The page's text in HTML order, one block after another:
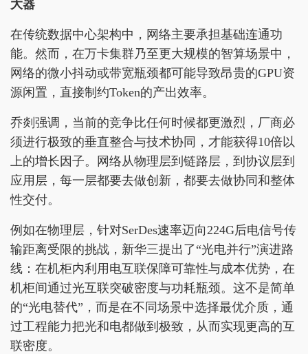
大器
在传统数据中心架构中，网络主要承担基础连通功
能。然而，在万卡集群乃至更大规模的智算场景中，
网络的微小抖动或带宽瓶颈都可能导致昂贵的GPU资
源闲置，直接制约Token的产出效率。
乔剡强调，当前的竞争比任何时候都更激烈，厂商必
须进行极致的垂直整合与技术协同，才能获得10倍以
上的增长因子。网络从物理层到链路层，到协议层到
应用层，每一层都要去做创新，都要去做协同和整体
性交付。
例如在物理层，针对SerDes速率迈向224G后电信号传
输距离受限的挑战，新华三提出了“光电并行”演进路
线：在机柜内利用电互联保障可靠性与成本优势，在
机柜间通过光互联突破密度与功耗瓶颈。这不是简单
的“光电替代”，而是在不同场景中选择最优介质，通
过工程能力把光和电都做到极致，从而实现更高的互
联密度。